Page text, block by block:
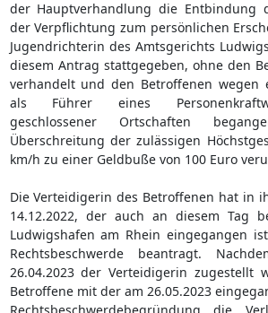
der Hauptverhandlung die Entbindung
der Verpflichtung zum persönlichen
Jugendrichterin des Amtsgerichts
diesem Antrag stattgegeben, ohne den
verhandelt und den Betroffenen wegen
als Führer eines
geschlossener Ortschaften
Überschreitung der zulässigen
km/h zu einer Geldbuße von 100 Euro
Die Verteidigerin des Betroffenen hat in
14.12.2022, der auch an diesem Tag
Ludwigshafen am Rhein eingegangen
Rechtsbeschwerde beantragt.
26.04.2023 der Verteidigerin zugestellt
Betroffene mit der am 26.05.2023
Rechtsbeschwerdebegründung die